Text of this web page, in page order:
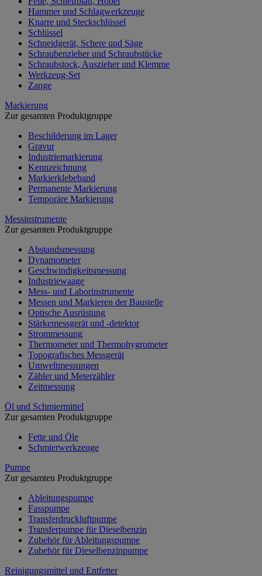
Hammer und Schlagwerkzeuge
Knarre und Steckschlüssel
Schlüssel
Schneidgerät, Schere und Säge
Schraubenzieher und Schraubstücke
Schraubstock, Auszieher und Klemme
Werkzeug-Set
Zange
Markierung
Zur gesamten Produktgruppe
Beschilderung im Lager
Gravur
Industriemarkierung
Kennzeichnung
Markierklebeband
Permanente Markierung
Temporäre Markierung
Messinstrumente
Zur gesamten Produktgruppe
Abstandsmessung
Dynamometer
Geschwindigkeitsmessung
Industriewaage
Mess- und Laborinstrumente
Messen und Markieren der Baustelle
Optische Ausrüstung
Stärkemessgerät und -detektor
Strommessung
Thermometer und Thermohygrometer
Topografisches Messgerät
Umweltmessungen
Zähler und Meterzähler
Zeitmessung
Öl und Schmiermittel
Zur gesamten Produktgruppe
Fette und Öle
Schmierwerkzeuge
Pumpe
Zur gesamten Produktgruppe
Ableitungspumpe
Fasspumpe
Transferdruckluftpumpe
Transferpumpe für Dieselbenzin
Zubehör für Ableitungspumpe
Zubehör für Dieselbenzinpumpe
Reinigungsmittel und Entfetter